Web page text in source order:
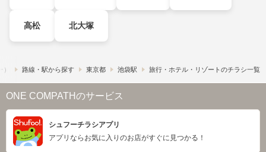
高松 北大塚
路線・駅から探す 東京都 池袋駅 旅行・ホテル・リゾートのチラシ一覧
ONE COMPATHのサービス
シュフーチラシアプリ
アプリならお気に入りのお店がすぐに見つかる！